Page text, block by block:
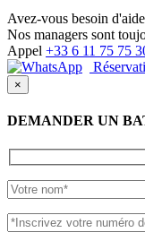
Avez-vous besoin
Nos managers sont
Appel +33 6 11 75 75
×
DEMANDER UN